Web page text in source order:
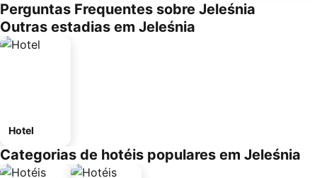
Perguntas Frequentes sobre Jeleśnia
Outras estadias em Jeleśnia
Hotel
Categorias de hotéis populares em Jeleśnia